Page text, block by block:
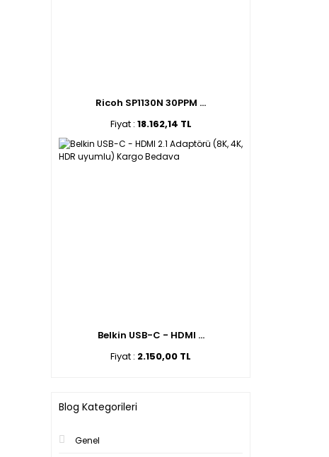
Ricoh SP1130N 30PPM ...
Fiyat : 18.162,14 TL
Belkin USB-C - HDMI ...
Fiyat : 2.150,00 TL
Blog Kategorileri
Genel